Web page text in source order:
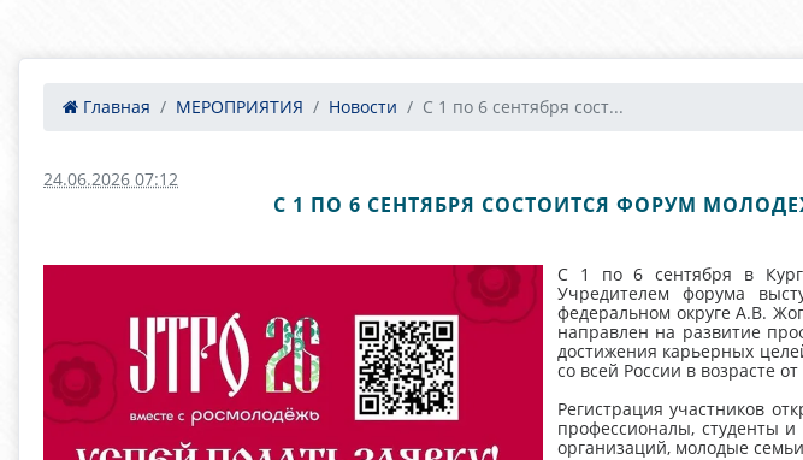
Главная МЕРОПРИЯТИЯ Новости С 1 по 6 сентября сост...
24.06.2026 07:12
С 1 ПО 6 СЕНТЯБРЯ СОСТОИТСЯ ФОРУМ
С 1 по 6 сентября в
Учредителем форума
федеральном округе А.В.
направлен на развитие
достижения карьерных
со всей России в возрасте
Регистрация участников
профессионалы, студенты
организаций, молодые